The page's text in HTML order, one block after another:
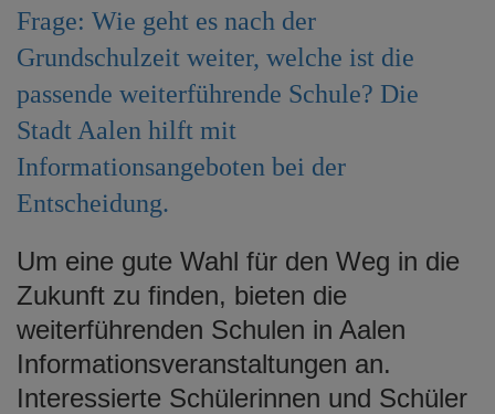
Frage: Wie geht es nach der
Grundschulzeit weiter, welche ist die
passende weiterführende Schule? Die
Stadt Aalen hilft mit
Informationsangeboten bei der
Entscheidung.
Um eine gute Wahl für den Weg in die
Zukunft zu finden, bieten die
weiterführenden Schulen in Aalen
Informationsveranstaltungen an.
Interessierte Schülerinnen und Schüler